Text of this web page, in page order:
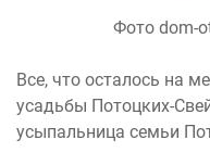
Фото dom-
Все, что осталось на
усадьбы Потоцких-
усыпальница семьи